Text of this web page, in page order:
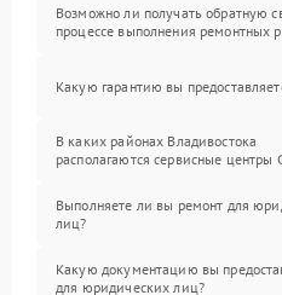
Возможно ли получать обратную
процессе выполнения ремонтных
Какую гарантию вы
В каких районах Владивостока
располагаются сервисные центры
Выполняете ли вы ремонт для
лиц?
Какую документацию вы
для юридических лиц?